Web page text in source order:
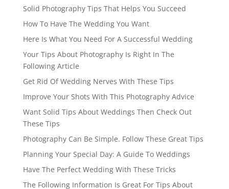
Solid Photography Tips That Helps You Succeed
How To Have The Wedding You Want
Here Is What You Need For A Successful Wedding
Your Tips About Photography Is Right In The
Following Article
Get Rid Of Wedding Nerves With These Tips
Improve Your Shots With This Photography Advice
Want Solid Tips About Weddings Then Check Out
These Tips
Photography Can Be Simple. Follow These Great Tips
Planning Your Special Day: A Guide To Weddings
Have The Perfect Wedding With These Tricks
The Following Information Is Great For Tips About